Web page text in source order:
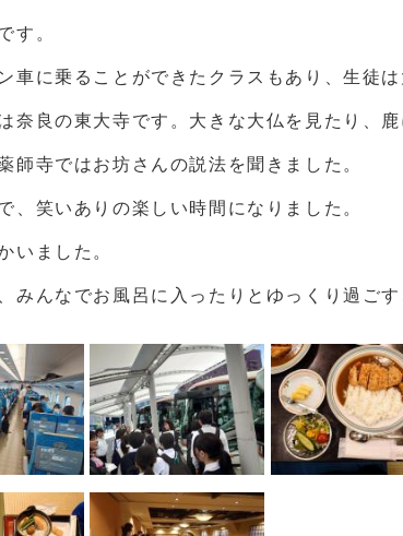
す。
車に乗ることができたクラスもあり、生徒は
奈良の東大寺です。大きな大仏を見たり、
師寺ではお坊さんの説法を聞きました。
、笑いありの楽しい時間になりました。
いました。
みんなでお風呂に入ったりとゆっくり過ごす